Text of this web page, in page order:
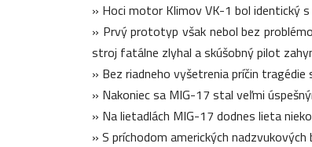
» Hoci motor Klimov VK-1 bol identický
» Prvý prototyp však nebol bez
stroj fatálne zlyhal a skúšobný pilot
» Bez riadneho vyšetrenia príčin
» Nakoniec sa MIG-17 stal veľmi
» Na lietadlách MIG-17 dodnes lieta
» S príchodom amerických